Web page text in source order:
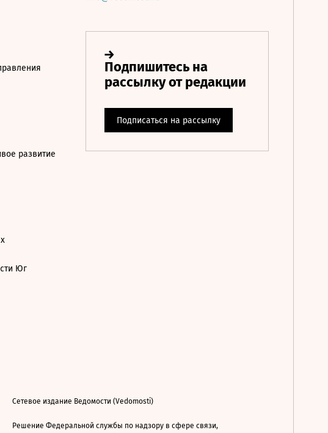
развитие
Юг
Сетевое издание Ведомости (Vedomosti)
Решение Федеральной службы по надзору в сфере связи,